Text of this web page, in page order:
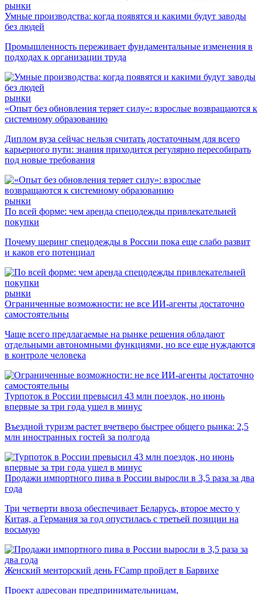
рынки
Умные производства: когда появятся и какими будут заводы
без людей
Промышленность переживает фундаментальные изменения в
подходах к организации труда
рынки
«Опыт без обновления теряет силу»: взрослые возвращаются к
системному образованию
Диплом вуза сейчас нельзя считать достаточным для всего
карьерного пути: знания приходится регулярно пересобирать
под новые требования
рынки
По всей форме: чем аренда спецодежды привлекательней
покупки
Почему шеринг спецодежды в России пока еще слабо развит
и каков его потенциал
рынки
Ограниченные возможности: не все ИИ-агенты достаточно
самостоятельны
Чаще всего предлагаемые на рынке решения обладают
отдельными автономными функциями, но все еще нуждаются
в контроле человека
Турпоток в России превысил 43 млн поездок, но июнь
впервые за три года ушел в минус
Въездной туризм растет вчетверо быстрее общего рынка: 2,5
млн иностранных гостей за полгода
Продажи импортного пива в России выросли в 3,5 раза за два
года
Три четверти ввоза обеспечивает Беларусь, второе место у
Китая, а Германия за год опустилась с третьей позиции на
восьмую
Женский менторский день FCamp пройдет в Барвихе
Проект адресован предпринимательницам,